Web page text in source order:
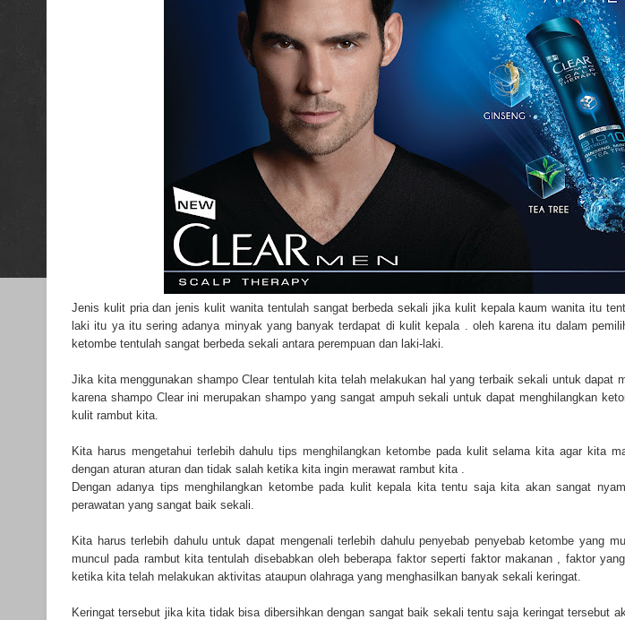
Jenis kulit pria dan jenis kulit wanita tentulah sangat berbeda sekali jika kulit kepala kaum wanita itu
laki itu ya itu sering adanya minyak yang banyak terdapat di kulit kepala . oleh karena itu dalam
ketombe tentulah sangat berbeda sekali antara perempuan dan laki-laki.
Jika kita menggunakan shampo Clear tentulah kita telah melakukan hal yang terbaik sekali untuk dapat
karena shampo Clear ini merupakan shampo yang sangat ampuh sekali untuk dapat menghilangkan
kulit rambut kita.
Kita harus mengetahui terlebih dahulutips menghilangkan ketombepada kulit selama kita agar kita
dengan aturan aturan dan tidak salah ketika kita ingin merawat rambut kita .
Dengan adanya tips menghilangkan ketombe pada kulit kepala kita tentu saja kita akan sangat
perawatan yang sangat baik sekali.
Kita harus terlebih dahulu untuk dapat mengenali terlebih dahulu penyebab penyebab ketombe yang
muncul pada rambut kita tentulah disebabkan oleh beberapa faktor seperti faktor makanan , faktor
ketika kita telah melakukan aktivitas ataupun olahraga yang menghasilkan banyak sekali keringat.
Keringat tersebut jika kita tidak bisa dibersihkan dengan sangat baik sekali tentu saja keringat tersebut